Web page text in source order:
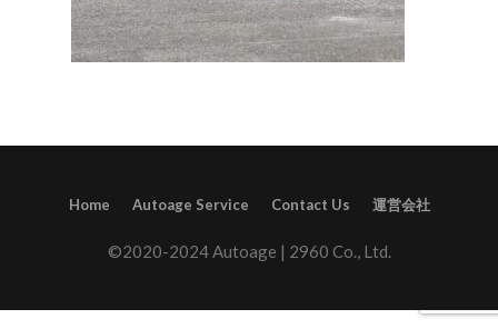
Home Autoage Service Contact Us 運営会社
©2020-2024 Autoage | 2960 Co., Ltd.